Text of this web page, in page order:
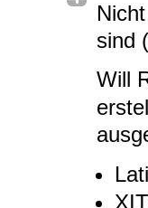
sind
Will